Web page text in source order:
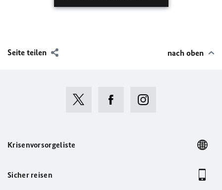
Seite teilen nach oben
Krisenvorsorgeliste
Sicher reisen